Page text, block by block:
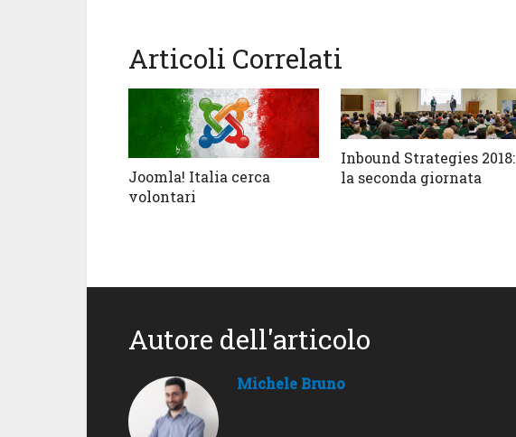
Articoli Correlati
Joomla! Italia cerca
volontari
Inbound Strategies 2018:
la seconda giornata
Autore dell'articolo
Michele Bruno